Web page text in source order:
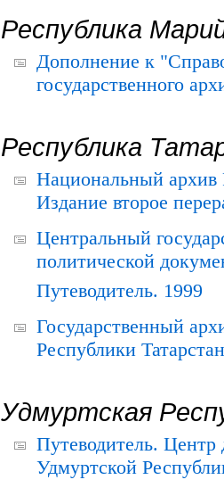
Республика
Дополнение к
государственного
Республика
Национальный архив
Издание второе
Центральный
политической
Путеводитель. 1999
Государственный
Республики
Удмуртская
Путеводитель.
Удмуртской